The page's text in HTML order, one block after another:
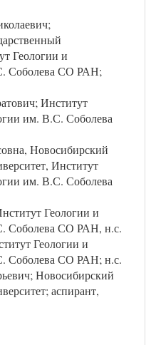
Геологии и
Соболева СО РАН;
Институт
им. В.С. Соболева
Новосибирский
Институт
им. В.С. Соболева
Геологии и
Соболева СО РАН, н.с.
Геологии и
Соболева СО РАН; н.с.
Новосибирский
аспирант,